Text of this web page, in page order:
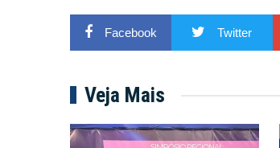
Facebook Twitter
Veja Mais